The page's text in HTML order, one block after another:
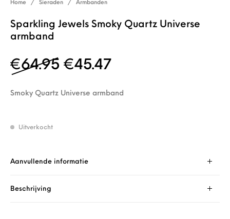
Home / Sieraden / Armbanden
Sparkling Jewels Smoky Quartz Universe
armband
€64.95 Oorspronkelijke prijs
€45.47Huidige prijs is:
Smoky Quartz Universe armband
Uitverkocht
Aanvullende informatie
Beschrijving